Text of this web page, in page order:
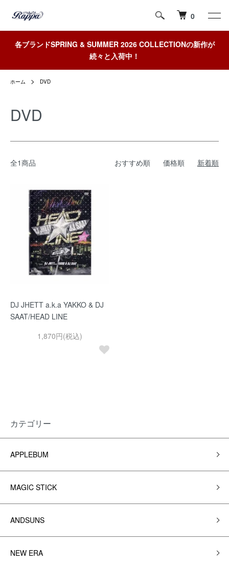
0
各ブランドSPRING & SUMMER 2026 COLLECTIONの新作が
続々と入荷中！
ホーム DVD
DVD
全1商品 おすすめ順 価格順 新着順
DJ JHETT a.k.a YAKKO & DJ
SAAT/HEAD LINE
1,870円(税込)
カテゴリー
APPLEBUM
MAGIC STICK
ANDSUNS
NEW ERA